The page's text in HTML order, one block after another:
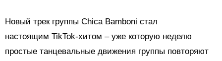
Новый трек группы Chica Bamboni стал
настоящим TikTok-хитом – уже которую неделю
простые танцевальные движения группы повторяют